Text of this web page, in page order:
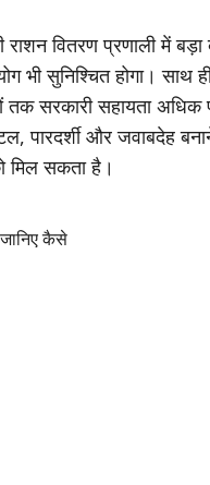
राशन वितरण प्रणाली में बड़ा
भी सुनिश्चित होगा। साथ
सरकारी सहायता अधिक
पारदर्शी और जवाबदेह
मिल सकता है।
कैसे